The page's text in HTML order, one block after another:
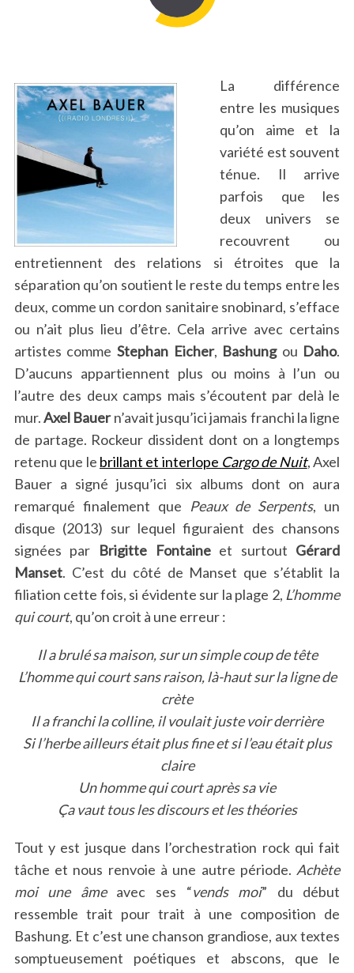
La différence
entre les musiques
qu’on aime et la
variété est souvent
ténue. Il arrive
parfois que les
deux univers se
recouvrent ou
entretiennent des relations si étroites que la
séparation qu’on soutient le reste du temps entre les
deux, comme un cordon sanitaire snobinard, s’efface
ou n’ait plus lieu d’être. Cela arrive avec certains
artistes comme Stephan Eicher, Bashungou Daho.
D’aucuns appartiennent plus ou moins à l’un ou
l’autre des deux camps mais s’écoutent par delà le
mur.Axel Bauern’avait jusqu’ici jamais franchi la ligne
de partage. Rockeur dissident dont on a longtemps
retenu que le brillant et interlope Cargo de Nuit, Axel
Bauer a signé jusqu’ici six albums dont on aura
remarqué finalement que Peaux de Serpents, un
disque (2013) sur lequel figuraient des chansons
signées par Brigitte Fontaineet surtout Gérard
Manset. C’est du côté de Manset que s’établit la
filiation cette fois, si évidente sur la plage 2, L’homme
qui court, qu’on croit à une erreur :
Il a brulé sa maison, sur un simple coup de tête
L’homme qui court sans raison, là-haut sur la ligne de
crète
Il a franchi la colline, il voulait juste voir derrière
Si l’herbe ailleurs était plus fine et si l’eau était plus
claire
Un homme qui court après sa vie
Ça vaut tous les discours et les théories
Tout y est jusque dans l’orchestration rock qui fait
tâche et nous renvoie à une autre période. Achète
moi une âmeavec ses “vends moi” du début
ressemble trait pour trait à une composition de
Bashung. Et c’est une chanson grandiose, aux textes
somptueusement poétiques et abscons, que le